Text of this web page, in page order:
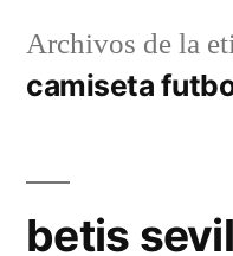
Archivos de la
camiseta
betis